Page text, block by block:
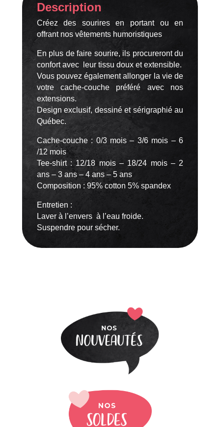
Description
Créez des sourires en portant ou en
offrant nos vêtements humoristiques
En plus de faire sourire, ils procureront du
confort avec leur tissu doux et extensible.
Vous pouvez également allonger la vie de
votre cache-couche préféré avec nos
extensions.
Design exclusif, dessiné et sérigraphié au
Québec.
Cache-couche : 0/3 mois – 3/6 mois – 6
/12 mois
Tee-shirt : 12/18 mois – 18/24 mois – 2
ans – 3 ans – 4 ans – 5 ans
Composition : 95% cotton 5% spandex
Entretien :
Laver à l’envers à l’eau froide.
Suspendre pour sécher.